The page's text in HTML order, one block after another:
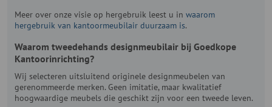
Meer over onze visie op hergebruik leest u in waarom
hergebruik van kantoormeubilair duurzaam is.
Waarom tweedehands designmeubilair bij Goedkope
Kantoorinrichting?
Wij selecteren uitsluitend originele designmeubelen van
gerenommeerde merken. Geen imitatie, maar kwalitatief
hoogwaardige meubels die geschikt zijn voor een tweede leven.